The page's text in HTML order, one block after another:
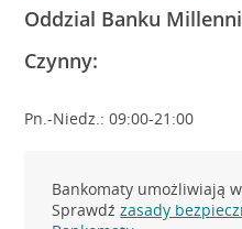
Oddzial Banku
Czynny:
Pn.-Niedz.: 09:00-21:00
Bankomaty umożliwiają
Sprawdźzasady